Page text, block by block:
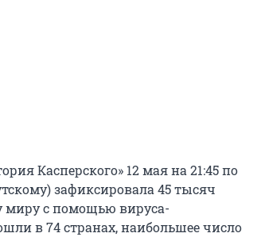
Касперского» 12 мая на 21:45 по
зафиксировала 45 тысяч
миру с помощью вируса-
в 74 странах, наибольшее число